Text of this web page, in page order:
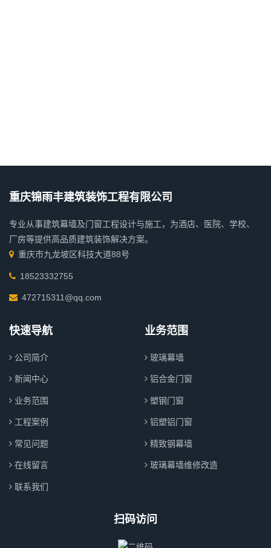
重庆锦雨丰建筑装饰工程有限公司
专业从事建筑幕墙及门窗工程设计与施工，为酒店、医院、学校、
厂房等提供高品质建筑装饰解决方案。
重庆市九龙坡区科技大道88号
18523332755
472715311@qq.com
快速导航
公司简介
新闻中心
业务范围
工程案例
常见问题
在线留言
联系我们
业务范围
玻璃幕墙
铝合金门窗
塑钢门窗
铝塑铝门窗
精致钢幕墙
玻璃幕墙维修改造
扫码访问